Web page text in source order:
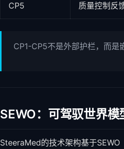
CP5 质量控制反
CP1-CP5不是外部护栏，而
SEWO：可驾驭世界模
SteeraMed的技术架构基于